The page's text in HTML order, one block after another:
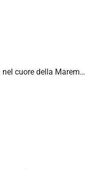
Affascinante tenuta in vendita nel cuore della Maremma Toscana